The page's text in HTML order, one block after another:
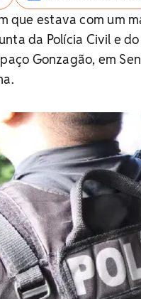
que estava com um
da Polícia Civil e
Gonzagão, em